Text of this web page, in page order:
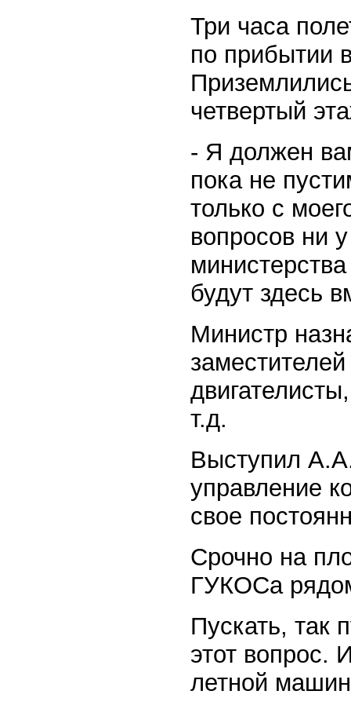
Три часа
по прибытии
четвертый
- Я должен
пока не
только с
вопросов ни
будут здесь
Министр
т.д.
Выступил
управление
свое
Срочно на
ГУКОСа
Пускать, так
этот вопрос.
летной